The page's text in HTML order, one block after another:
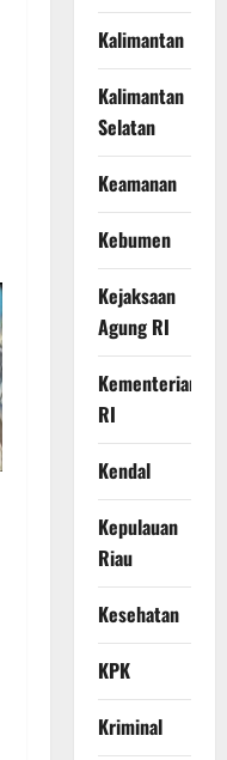
Kalimantan
Kalimantan
Selatan
Keamanan
Kebumen
Kejaksaan
Agung RI
Kementerian
RI
Kendal
Kepulauan
Riau
Kesehatan
KPK
Kriminal